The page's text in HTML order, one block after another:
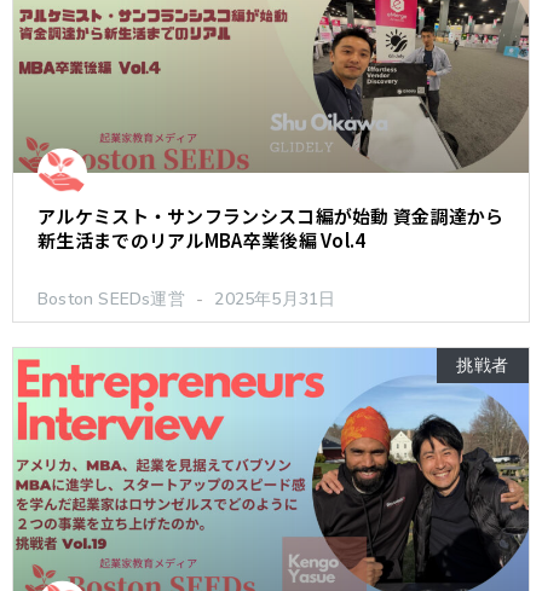
アルケミスト・サンフランシスコ編が始動 資金調達から
新生活までのリアルMBA卒業後編 Vol.4
Boston SEEDs運営 2025年5月31日
挑戦者